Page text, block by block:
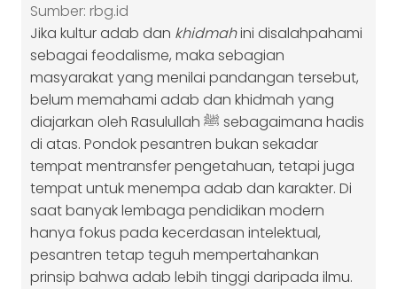
Sumber: rbg.id
Jika kultur adab dan khidmahini disalahpahami
sebagai feodalisme, maka sebagian
masyarakat yang menilai pandangan tersebut,
belum memahami adab dan khidmah yang
diajarkan oleh Rasulullah ﷺ sebagaimana hadis
di atas. Pondok pesantren bukan sekadar
tempat mentransfer pengetahuan, tetapi juga
tempat untuk menempa adab dan karakter. Di
saat banyak lembaga pendidikan modern
hanya fokus pada kecerdasan intelektual,
pesantren tetap teguh mempertahankan
prinsip bahwa adab lebih tinggi daripada ilmu.